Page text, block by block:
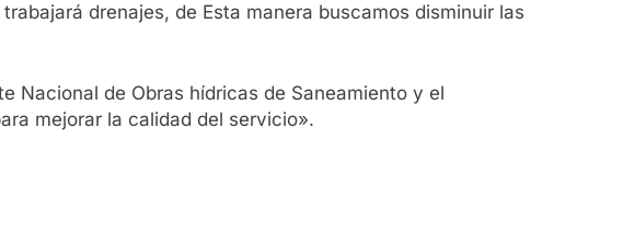
drenajes, de Esta manera buscamos disminuir las
Nacional de Obras hídricas de Saneamiento y el
mejorar la calidad del servicio».